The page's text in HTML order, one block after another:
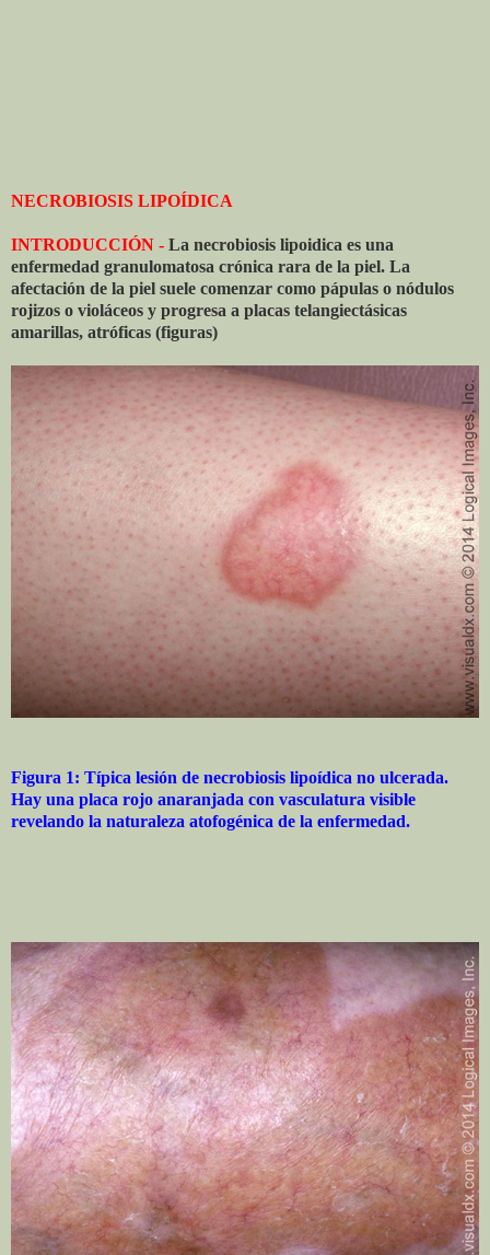
NECROBIOSIS LIPOÍDICA
INTRODUCCIÓN - La necrobiosis lipoidica es una
enfermedad granulomatosa crónica rara de la piel. La
afectación de la piel suele comenzar como pápulas o nódulos
rojizos o violáceos y progresa a placas telangiectásicas
amarillas, atróficas (figuras)
Figura 1: Típica lesión de necrobiosis lipoídica no ulcerada.
Hay una placa rojo anaranjada con vasculatura visible
revelando la naturaleza atofogénica de la enfermedad.